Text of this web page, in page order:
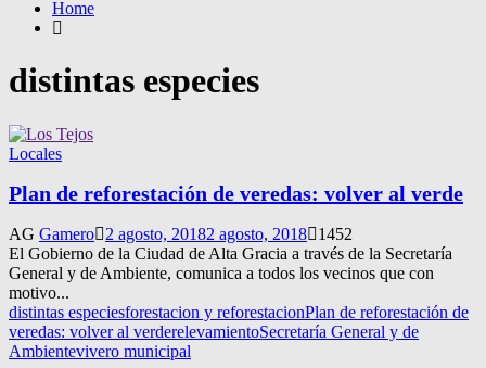
Home
distintas especies
Locales
Plan de reforestación de veredas: volver al verde
AG Gamero 2 agosto, 20182 agosto, 2018
1452
El Gobierno de la Ciudad de Alta Gracia a través de la Secretaría
General y de Ambiente, comunica a todos los vecinos que con
motivo...
distintas especiesforestacion y reforestacionPlan de reforestación de
veredas: volver al verderelevamientoSecretaría General y de
Ambientevivero municipal